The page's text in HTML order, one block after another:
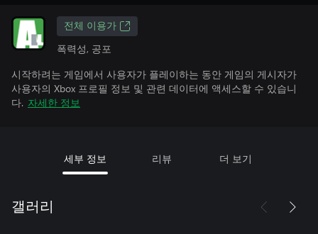
전체 이용가
폭력성, 공포
시작하려는 게임에서 사용자가 플레이하는 동안 게임의 게시자가
사용자의 Xbox 프로필 정보 및 관련 데이터에 액세스할 수 있습니
다. 자세한 정보
세부 정보 리뷰 더 보기
갤러리